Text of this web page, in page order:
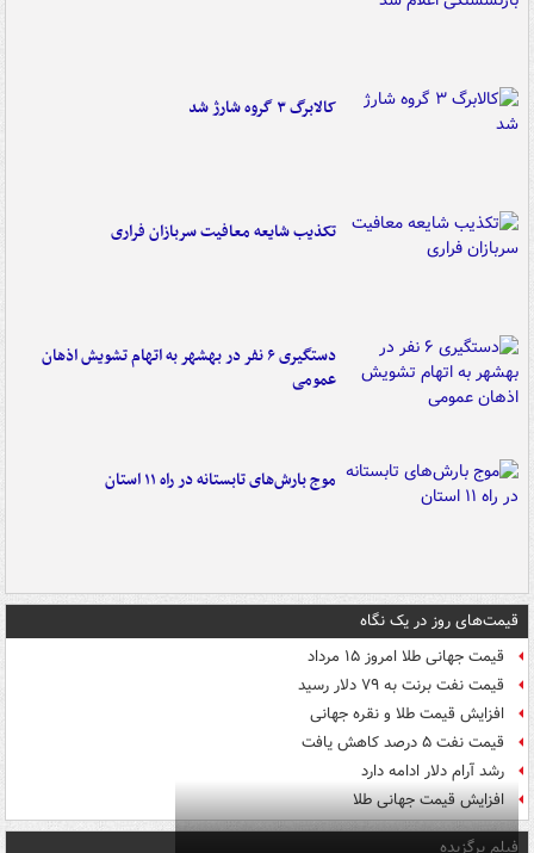
کالابرگ ۳ گروه شارژ شد
تکذیب شایعه معافیت سربازان فراری
دستگیری ۶ نفر در بهشهر به اتهام تشویش اذهان
عمومی
موج بارش‌های تابستانه در راه ۱۱ استان
قیمت‌های روز در یک نگاه
قیمت جهانی طلا امروز ۱۵ مرداد
قیمت نفت برنت به ۷۹ دلار رسید
افزایش قیمت طلا و نقره جهانی
قیمت نفت ۵ درصد کاهش یافت
رشد آرام دلار ادامه دارد
افزایش قیمت جهانی طلا
فیلم برگزیده